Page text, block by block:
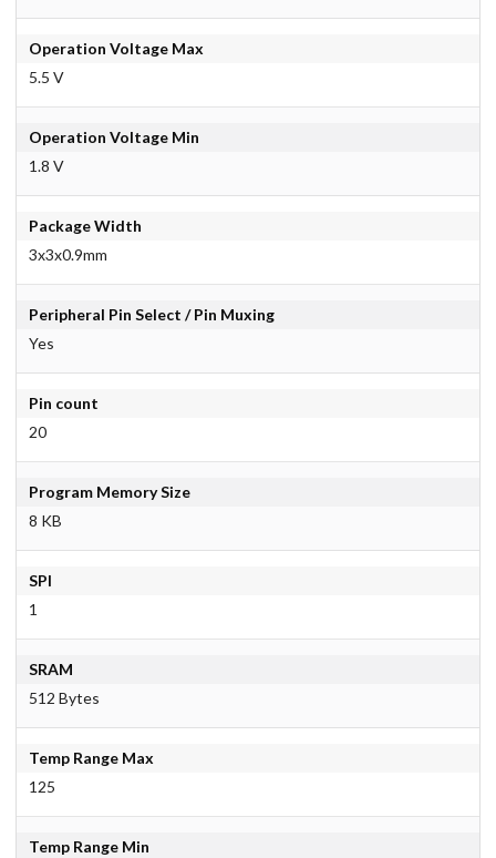
Operation Voltage Max
5.5 V
Operation Voltage Min
1.8 V
Package Width
3x3x0.9mm
Peripheral Pin Select / Pin Muxing
Yes
Pin count
20
Program Memory Size
8 KB
SPI
1
SRAM
512 Bytes
Temp Range Max
125
Temp Range Min